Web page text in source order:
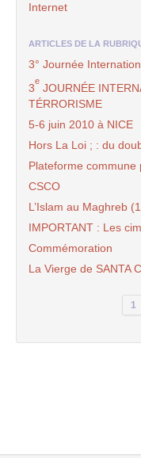
Internet
ARTICLES DE LA
3° Journée
3
e
JOURNÉE
TÉRRORISME
5-6 juin 2010 à NICE
Hors La Loi ; : du
Plateforme commune
CSCO
L’Islam au Maghreb
IMPORTANT : Les
Commémoration
La Vierge de SANTA
1